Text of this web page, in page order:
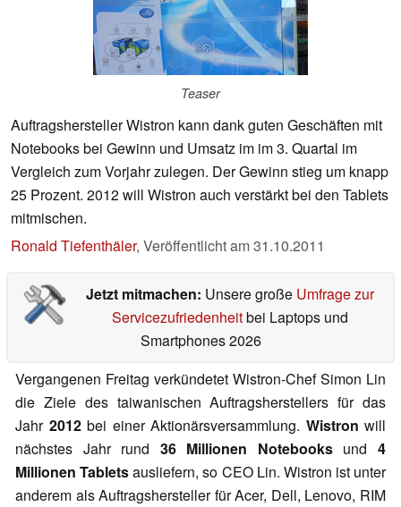
Teaser
Auftragshersteller Wistron kann dank guten Geschäften mit
Notebooks bei Gewinn und Umsatz im im 3. Quartal im
Vergleich zum Vorjahr zulegen. Der Gewinn stieg um knapp
25 Prozent. 2012 will Wistron auch verstärkt bei den Tablets
mitmischen.
Ronald Tiefenthäler, Veröffentlicht am31.10.2011
Jetzt mitmachen: Unsere große Umfrage zur
Servicezufriedenheitbei Laptops und
Smartphones 2026
Vergangenen Freitag verkündetet Wistron-Chef Simon Lin
die Ziele des taiwanischen Auftragsherstellers für das
Jahr 2012bei einer Aktionärsversammlung. Wistron will
nächstes Jahr rund 36 Millionen Notebooksund4
Millionen Tabletsausliefern, so CEO Lin. Wistron ist unter
anderem als Auftragshersteller für Acer, Dell, Lenovo, RIM